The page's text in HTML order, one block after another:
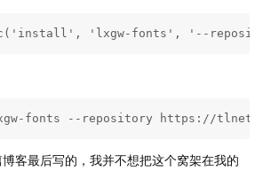
'lxgw-fonts', '--
fonts --repository https://
客最后写的，我并不想把这个窝架在我的